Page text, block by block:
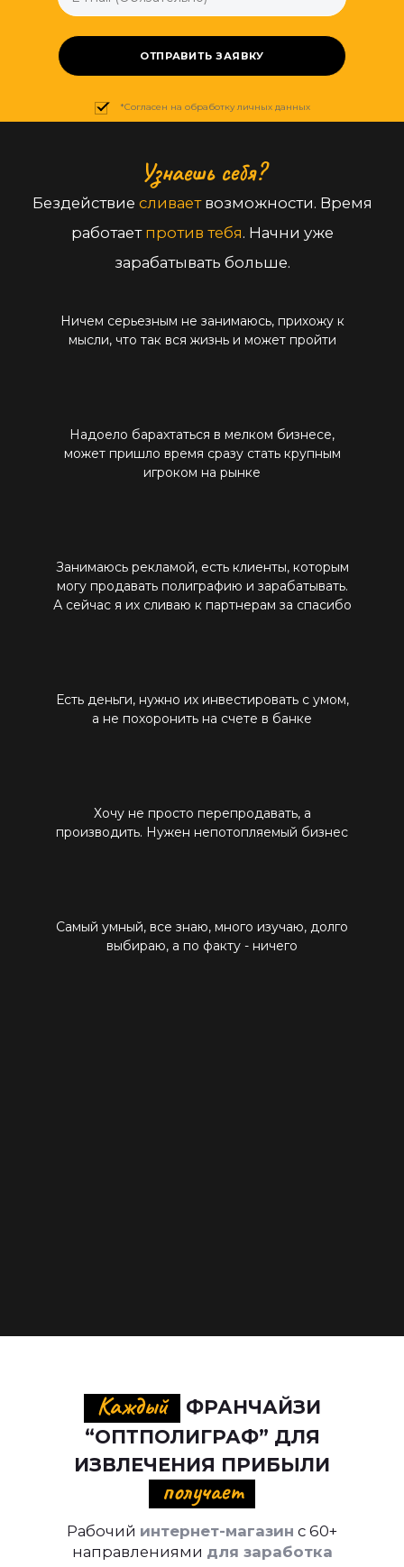
ОТПРАВИТЬ ЗАЯВКУ
*Согласен на обработку личных данных
Узнаешь себя?
Бездействие сливаетвозможности. Время
работает против тебя. Начни уже
зарабатывать больше.
Ничем серьезным не занимаюсь, прихожу к
мысли, что так вся жизнь и может пройти
Надоело барахтаться в мелком бизнесе,
может пришло время сразу стать крупным
игроком на рынке
Занимаюсь рекламой, есть клиенты, которым
могу продавать полиграфию и зарабатывать.
А сейчас я их сливаю к партнерам за спасибо
Есть деньги, нужно их инвестировать с умом,
а не похоронить на счете в банке
Хочу не просто перепродавать, а
производить. Нужен непотопляемый бизнес
Самый умный, все знаю, много изучаю, долго
выбираю, а по факту - ничего
Каждый
ФРАНЧАЙЗИ
“ОПТПОЛИГРАФ” ДЛЯ
ИЗВЛЕЧЕНИЯ ПРИБЫЛИ
получает
Рабочий интернет-магазин с 60+
направлениями для заработка